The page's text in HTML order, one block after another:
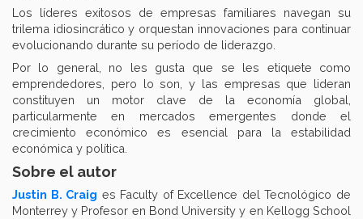
Los líderes exitosos de empresas familiares navegan su
trilema idiosincrático y orquestan innovaciones para continuar
evolucionando durante su período de liderazgo.
Por lo general, no les gusta que se les etiquete como
emprendedores, pero lo son, y las empresas que lideran
constituyen un motor clave de la economía global,
particularmente en mercados emergentes donde el
crecimiento económico es esencial para la estabilidad
económica y política.
Sobre el autor
Justin B. Craig es Faculty of Excellence del Tecnológico de
Monterrey y Profesor en Bond University y en Kellogg School